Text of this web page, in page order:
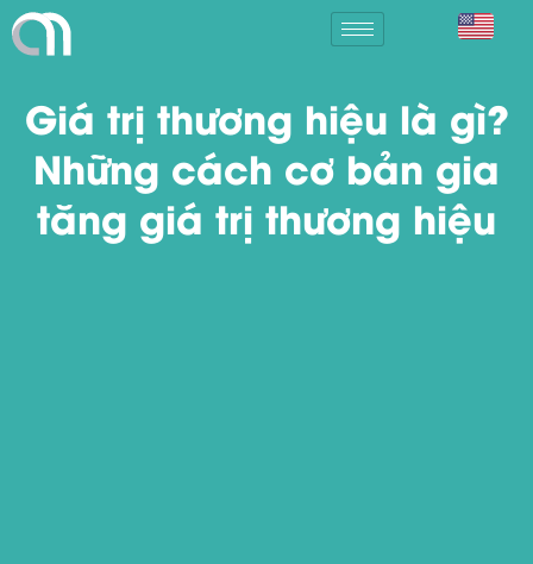
Giá trị thương hiệu là gì?
Những cách cơ bản gia
tăng giá trị thương hiệu